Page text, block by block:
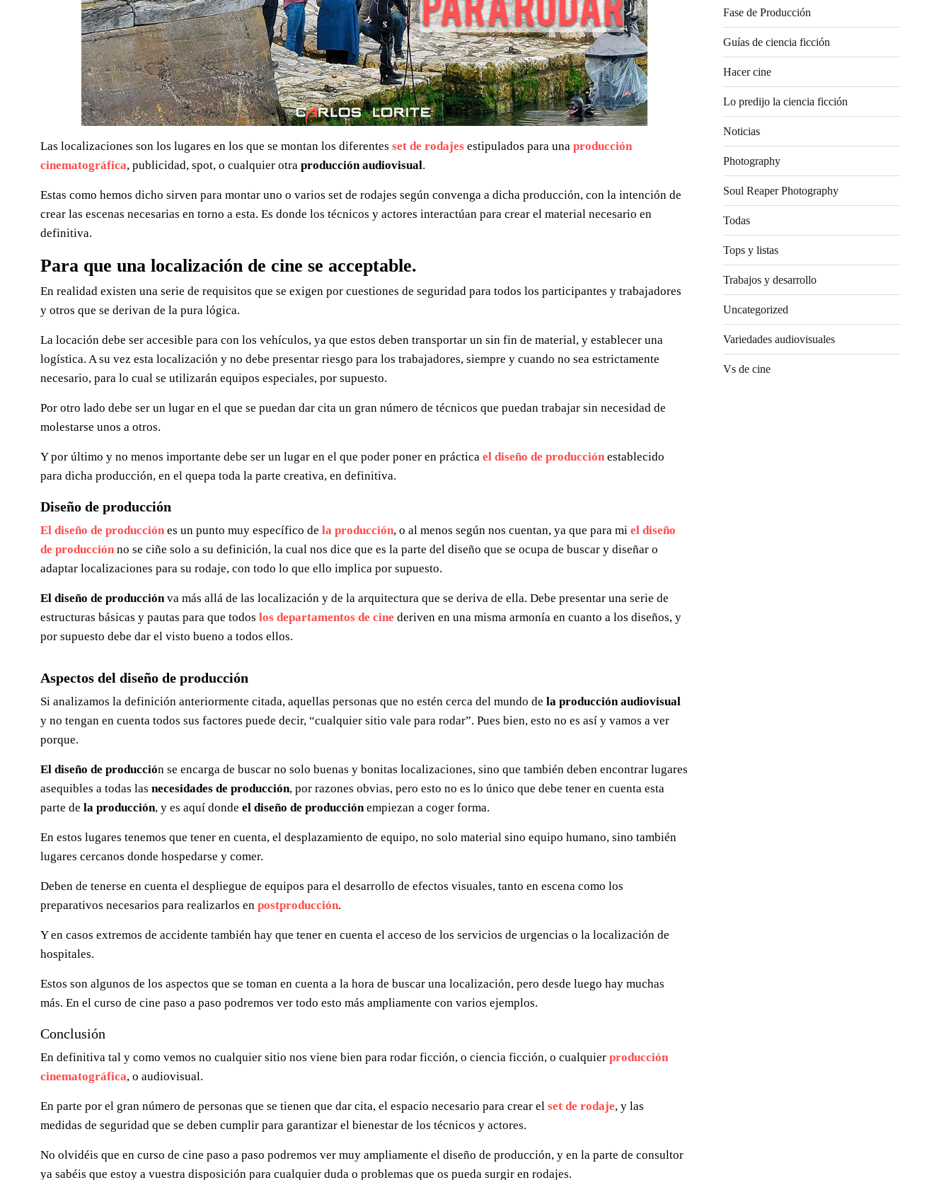
Las localizaciones son los lugares en los que se montan los diferentes set de rodajes estipulados para una producción
cinematográfica, publicidad, spot, o cualquier otra producción audiovisual.
Estas como hemos dicho sirven para montar uno o varios set de rodajes según convenga a dicha producción, con la intención de
crear las escenas necesarias en torno a esta. Es donde los técnicos y actores interactúan para crear el material necesario en
definitiva.
Para que una localización de cine se acceptable.
En realidad existen una serie de requisitos que se exigen por cuestiones de seguridad para todos los participantes y trabajadores
y otros que se derivan de la pura lógica.
La locación debe ser accesible para con los vehículos, ya que estos deben transportar un sin fin de material, y establecer una
logística. A su vez esta localización y no debe presentar riesgo para los trabajadores, siempre y cuando no sea estrictamente
necesario, para lo cual se utilizarán equipos especiales, por supuesto.
Por otro lado debe ser un lugar en el que se puedan dar cita un gran número de técnicos que puedan trabajar sin necesidad de
molestarse unos a otros.
Y por último y no menos importante debe ser un lugar en el que poder poner en práctica el diseño de producción establecido
para dicha producción, en el quepa toda la parte creativa, en definitiva.
Diseño de producción
El diseño de producción es un punto muy específico de la producción, o al menos según nos cuentan, ya que para mi el diseño
de producción no se ciñe solo a su definición, la cual nos dice que es la parte del diseño que se ocupa de buscar y diseñar o
adaptar localizaciones para su rodaje, con todo lo que ello implica por supuesto.
El diseño de producción va más allá de las localización y de la arquitectura que se deriva de ella. Debe presentar una serie de
estructuras básicas y pautas para que todos los departamentos de cine deriven en una misma armonía en cuanto a los diseños, y
por supuesto debe dar el visto bueno a todos ellos.
Aspectos del diseño de producción
Si analizamos la definición anteriormente citada, aquellas personas que no estén cerca del mundo de la producción audiovisual
y no tengan en cuenta todos sus factores puede decir, “cualquier sitio vale para rodar”. Pues bien, esto no es así y vamos a ver
porque.
El diseño de producción se encarga de buscar no solo buenas y bonitas localizaciones, sino que también deben encontrar lugares
asequibles a todas las necesidades de producción, por razones obvias, pero esto no es lo único que debe tener en cuenta esta
parte de la producción, y es aquí donde el diseño de producción empiezan a coger forma.
En estos lugares tenemos que tener en cuenta, el desplazamiento de equipo, no solo material sino equipo humano, sino también
lugares cercanos donde hospedarse y comer.
Deben de tenerse en cuenta el despliegue de equipos para el desarrollo de efectos visuales, tanto en escena como los
preparativos necesarios para realizarlos en postproducción.
Y en casos extremos de accidente también hay que tener en cuenta el acceso de los servicios de urgencias o la localización de
hospitales.
Estos son algunos de los aspectos que se toman en cuenta a la hora de buscar una localización, pero desde luego hay muchas
más. En el curso de cine paso a paso podremos ver todo esto más ampliamente con varios ejemplos.
Conclusión
En definitiva tal y como vemos no cualquier sitio nos viene bien para rodar ficción, o ciencia ficción, o cualquier producción
cinematográfica, o audiovisual.
En parte por el gran número de personas que se tienen que dar cita, el espacio necesario para crear el set de rodaje, y las
medidas de seguridad que se deben cumplir para garantizar el bienestar de los técnicos y actores.
No olvidéis que en curso de cine paso a paso podremos ver muy ampliamente el diseño de producción, y en la parte de consultor
ya sabéis que estoy a vuestra disposición para cualquier duda o problemas que os pueda surgir en rodajes.
Fase de Producción
Guías de ciencia ficción
Hacer cine
Lo predijo la ciencia ficción
Noticias
Photography
Soul Reaper Photography
Todas
Tops y listas
Trabajos y desarrollo
Uncategorized
Variedades audiovisuales
Vs de cine